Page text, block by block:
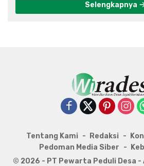
Selengkapnya
Tentang Kami Redaksi
Pedoman Media Siber
© 2026 - PT Pewarta Peduli Desa -